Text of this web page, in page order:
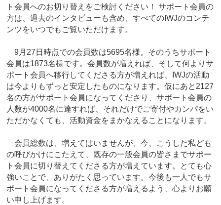
ト会員へのお切り替えをご検討ください！ サポート会員の
方は、過去のインタビューも含め、すべてのIWJのコンテ
ンツをいつでもご覧いただけます。
9月27日時点での会員数は5695名様。そのうちサポート
会員は1873名様です。会員数が増えれば、そして何よりサ
ポート会員へ移行してくださる方が増えれば、IWJの活動
は今よりもずっと安定したものになります。仮にあと2127
名の方がサポート会員になってくださり、サポート会員の
人数が4000名に達すれば、それだけでご寄付やカンパをい
ただかなくても、活動資金をまかなえることになります。
会員総数は、増えてはいませんが、今、こうした私ども
の呼びかけにこたえて、既存の一般会員の皆さまでサポー
ト会員に切り替えてくださる方が増えています。とても心
強いことで、ありがたく思っています。今後も一人でもサ
ポート会員になってくださる方が増えるよう、心よりお願
い申し上げます。